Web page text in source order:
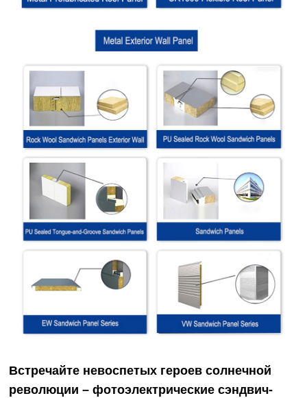
Встречайте невоспетых героев солнечной
революции – фотоэлектрические сэндвич-